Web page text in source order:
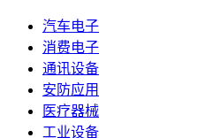
汽车电子
消费电子
通讯设备
安防应用
医疗器械
工业设备